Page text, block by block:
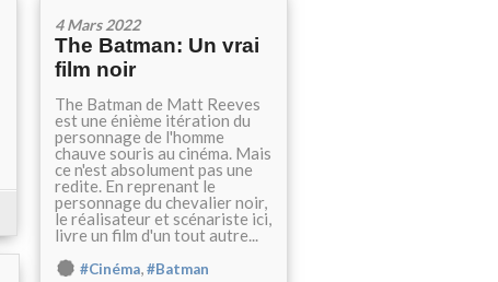
4 Mars 2022
The Batman: Un vrai
film noir
The Batman de Matt Reeves
est une énième itération du
personnage de l'homme
chauve souris au cinéma. Mais
ce n'est absolument pas une
redite. En reprenant le
personnage du chevalier noir,
le réalisateur et scénariste ici,
livre un film d'un tout autre...
#Cinéma,#Batman